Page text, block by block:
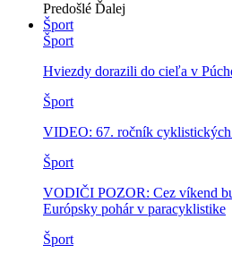
Predošlé Ďalej
Šport
Šport
Hviezdy dorazili do cieľa v
Šport
VIDEO: 67. ročník
Šport
VODIČI POZOR: Cez víkend
Európsky pohár v paracyklistike
Šport